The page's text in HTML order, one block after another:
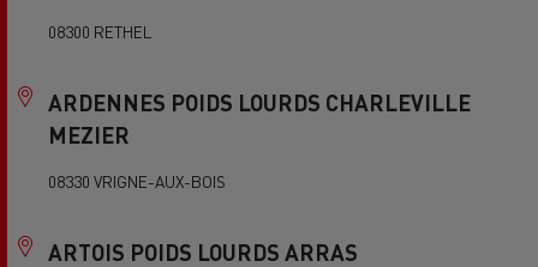
08300 RETHEL
ARDENNES POIDS LOURDS CHARLEVILLE
MEZIER
08330 VRIGNE-AUX-BOIS
ARTOIS POIDS LOURDS ARRAS